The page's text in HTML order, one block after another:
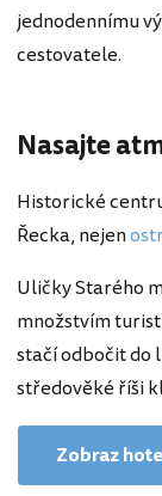
jednodennímu
cestovatele.
Nasajte
Historické
Řecka, nejen
Uličky Starého
množstvím
stačí odbočit do
středověké říši
Zobraz